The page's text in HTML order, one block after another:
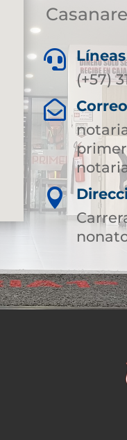
Casanare

(+57)

